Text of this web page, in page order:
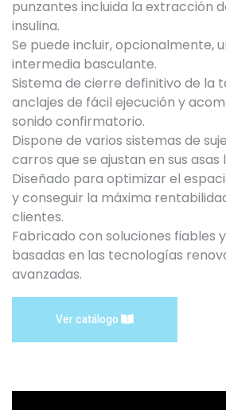
punzantes incluida la extracción
insulina.
Se puede incluir, opcionalmente,
intermedia basculante.
Sistema de cierre definitivo de la
anclajes de fácil ejecución y
sonido confirmatorio.
Dispone de varios sistemas de
carros que se ajustan en sus asas
Diseñado para optimizar el
y conseguir la máxima
clientes.
Fabricado con soluciones fiables
basadas en las tecnologías
avanzadas.
Ver catálogo